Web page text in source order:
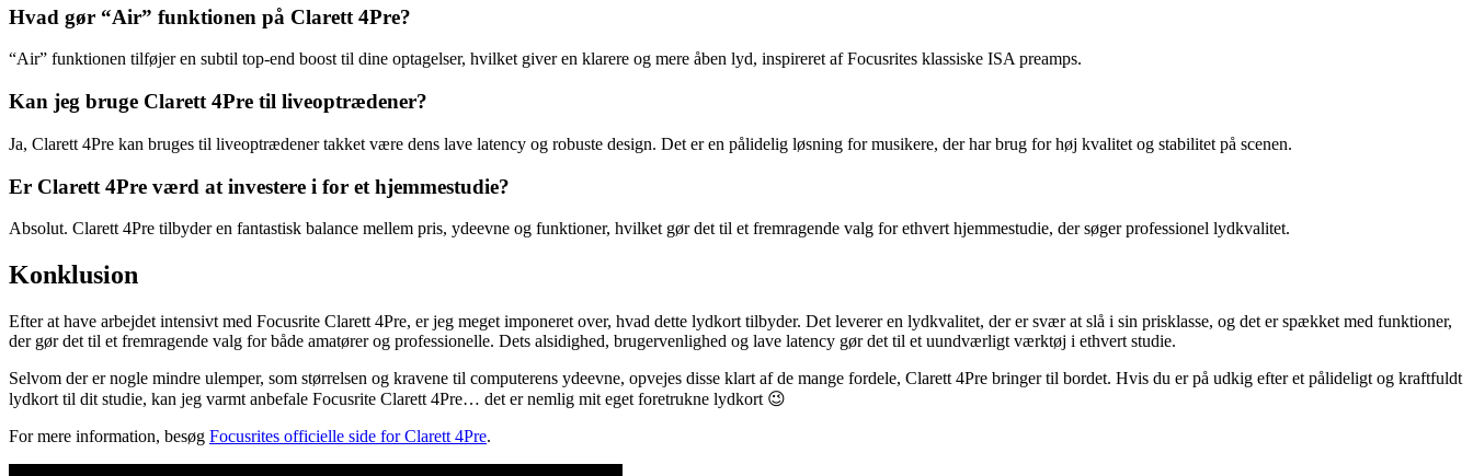
Hvad gør “Air” funktionen på Clarett 4Pre?
“Air” funktionen tilføjer en subtil top-end boost til dine optagelser, hvilket giver en klarere og mere åben lyd, inspireret af Focusrites klassiske ISA preamps.
Kan jeg bruge Clarett 4Pre til liveoptrædener?
Ja, Clarett 4Pre kan bruges til liveoptrædener takket være dens lave latency og robuste design. Det er en pålidelig løsning for musikere, der har brug for høj kvalitet og stabilitet på scenen.
Er Clarett 4Pre værd at investere i for et hjemmestudie?
Absolut. Clarett 4Pre tilbyder en fantastisk balance mellem pris, ydeevne og funktioner, hvilket gør det til et fremragende valg for ethvert hjemmestudie, der søger professionel lydkvalitet.
Konklusion
Efter at have arbejdet intensivt med Focusrite Clarett 4Pre, er jeg meget imponeret over, hvad dette lydkort tilbyder. Det leverer en lydkvalitet, der er svær at slå i sin prisklasse, og det er spækket med funktioner,
der gør det til et fremragende valg for både amatører og professionelle. Dets alsidighed, brugervenlighed og lave latency gør det til et uundværligt værktøj i ethvert studie.
Selvom der er nogle mindre ulemper, som størrelsen og kravene til computerens ydeevne, opvejes disse klart af de mange fordele, Clarett 4Pre bringer til bordet. Hvis du er på udkig efter et pålideligt og kraftfuldt
lydkort til dit studie, kan jeg varmt anbefale Focusrite Clarett 4Pre… det er nemlig mit eget foretrukne lydkort 😉
For mere information, besøg Focusrites officielle side for Clarett 4Pre.